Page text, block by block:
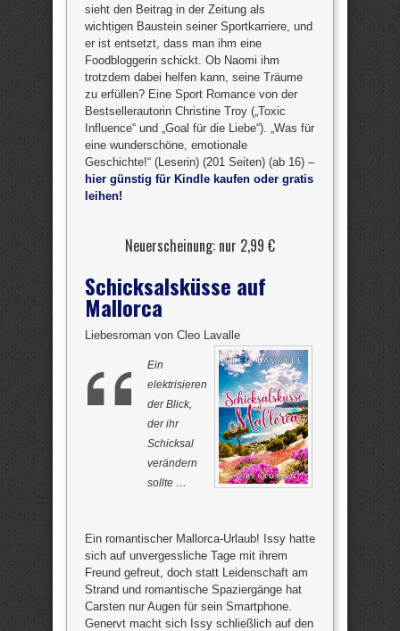
sieht den Beitrag in der Zeitung als
wichtigen Baustein seiner Sportkarriere, und
er ist entsetzt, dass man ihm eine
Foodbloggerin schickt. Ob Naomi ihm
trotzdem dabei helfen kann, seine Träume
zu erfüllen? Eine Sport Romance von der
Bestsellerautorin Christine Troy („Toxic
Influence“ und „Goal für die Liebe“). „Was für
eine wunderschöne, emotionale
Geschichte!“ (Leserin) (201 Seiten) (ab 16) –
hier günstig für Kindle kaufen oder gratis
leihen!
Neuerscheinung: nur 2,99 €
Schicksalsküsse auf
Mallorca
Liebesroman von Cleo Lavalle
Ein
elektrisieren
der Blick,
der ihr
Schicksal
verändern
sollte …
Ein romantischer Mallorca-Urlaub! Issy hatte
sich auf unvergessliche Tage mit ihrem
Freund gefreut, doch statt Leidenschaft am
Strand und romantische Spaziergänge hat
Carsten nur Augen für sein Smartphone.
Genervt macht sich Issy schließlich auf den